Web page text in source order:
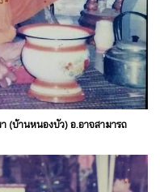
(บ้านหนองบัว) อ.อาจสามารถ